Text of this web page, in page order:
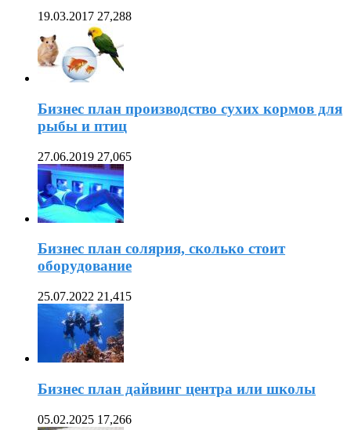
19.03.2017 27,288
Бизнес план производство сухих кормов для
рыбы и птиц
27.06.2019 27,065
Бизнес план солярия, сколько стоит
оборудование
25.07.2022 21,415
Бизнес план дайвинг центра или школы
05.02.2025 17,266